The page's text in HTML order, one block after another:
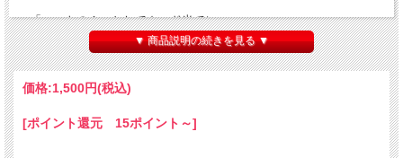
・「ハートのＡ」としてカード当てに。
・【フォーシングバッグ】や【チェンジングバッグ】等を使って、選
んだマーク当てに。
・平和のメッセージ演出として。
・【ジャンボハートスポンジ 】と組み合わせて。
▼ 商品説明の続きを見る ▼
価格:1,500円(税込)
[ポイント還元 15ポイント～]